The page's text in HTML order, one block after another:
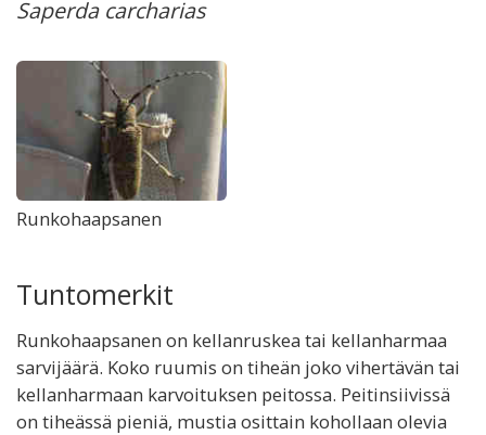
Saperda carcharias
Runkohaapsanen
Tuntomerkit
Runkohaapsanen on kellanruskea tai kellanharmaa
sarvijäärä. Koko ruumis on tiheän joko vihertävän tai
kellanharmaan karvoituksen peitossa. Peitinsiivissä
on tiheässä pieniä, mustia osittain kohollaan olevia